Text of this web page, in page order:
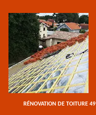
RÉNOVATION DE TOITURE 49